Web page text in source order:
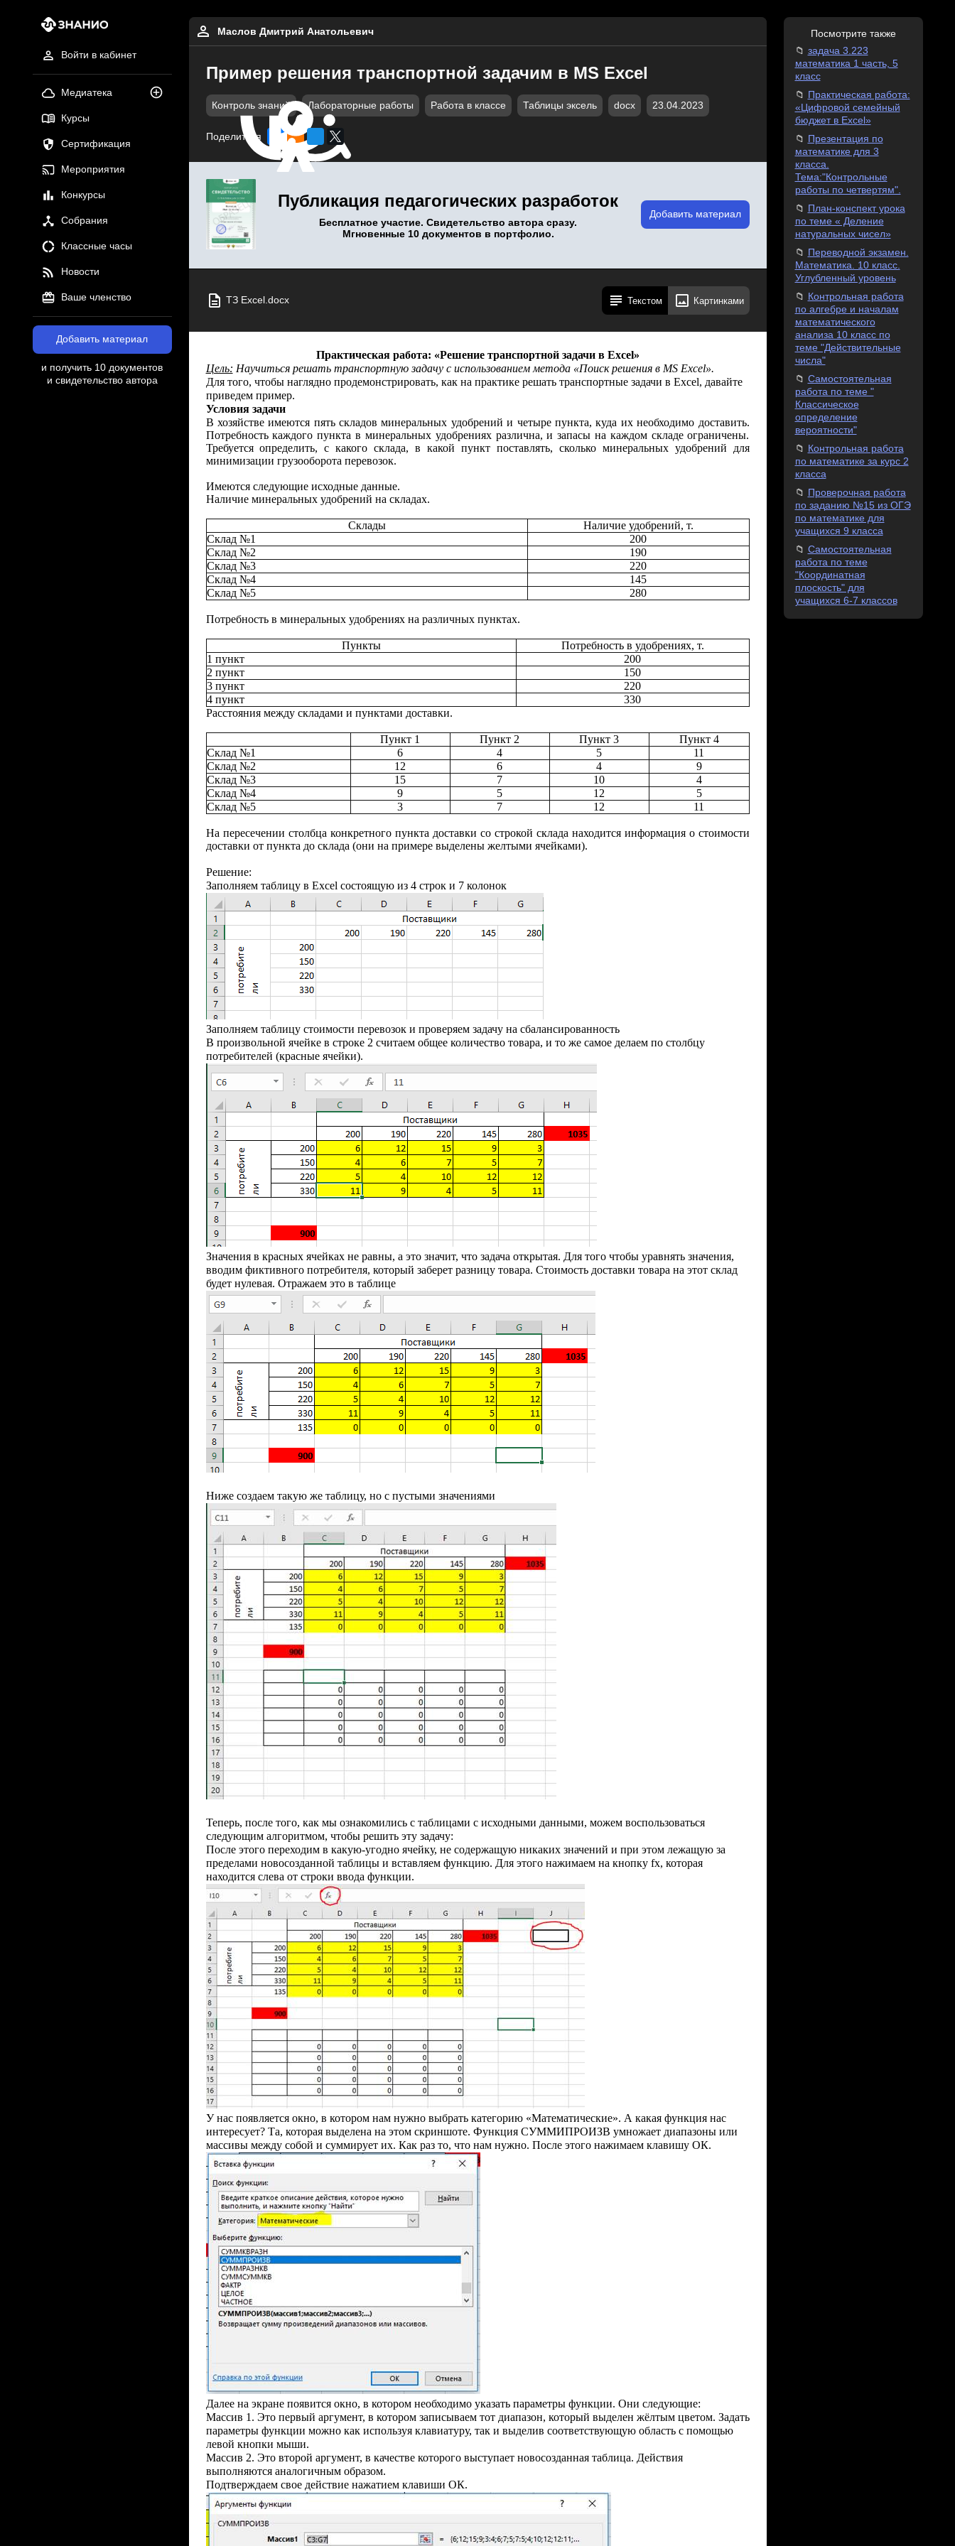
Войти в кабинет
Медиатека
Курсы
Сертификация
Мероприятия
Конкурсы
Собрания
Классные часы
Новости
Ваше членство
Добавить материал
и получить 10 документов
и свидетельство автора
Маслов Дмитрий Анатольевич
Пример решения транспортной задачим в MS Excel
Контроль знаний Лабораторные работы Работа в классе Таблицы эксель docx 23.04.2023
Поделиться
Публикация педагогических разработок
Бесплатное участие. Свидетельство автора сразу.
Мгновенные 10 документов в портфолио.
Добавить материал
ТЗ Excel.docx Текстом Картинками
Практическая работа: «Решение транспортной задачи в Excel»
Цель: Научиться решать транспортную задачу с использованием метода «Поиск решения в MS Excel».
Для того, чтобы наглядно продемонстрировать, как на практике решать транспортные задачи в Excel, давайте
приведем пример.
Условия задачи
В хозяйстве имеются пять складов минеральных удобрений и четыре пункта, куда их необходимо доставить.
Потребность каждого пункта в минеральных удобрениях различна, и запасы на каждом складе ограничены.
Требуется определить, с какого склада, в какой пункт поставлять, сколько минеральных удобрений для
минимизации грузооборота перевозок.
Имеются следующие исходные данные.
Наличие минеральных удобрений на складах.
Склады
Наличие удобрений, т.
Склад №1
200
Склад №2
190
Склад №3
220
Склад №4
145
Склад №5
280
Потребность в минеральных удобрениях на различных пунктах.
Пункты
Потребность в удобрениях, т.
1 пункт
200
2 пункт
150
3 пункт
220
4 пункт
330
Расстояния между складами и пунктами доставки.
Пункт 1 Пункт 2 Пункт 3
Пункт 4
Склад №1
6 4 5
11
Склад №2
12 6 4
9
Склад №3
15 7 10
4
Склад №4
9 5 12
5
Склад №5
3 7 12 11
На пересечении столбца конкретного пункта доставки со строкой склада находится информация о стоимости
доставки от пункта до склада (они на примере выделены желтыми ячейками).
Решение:
Заполняем таблицу в Excel состоящую из 4 строк и 7 колонок
Заполняем таблицу стоимости перевозок и проверяем задачу на сбалансированность
В произвольной ячейке в строке 2 считаем общее количество товара, и то же самое делаем по столбцу
потребителей (красные ячейки).
Значения в красных ячейках не равны, а это значит, что задача открытая. Для того чтобы уравнять значения,
вводим фиктивного потребителя, который заберет разницу товара. Стоимость доставки товара на этот склад
будет нулевая. Отражаем это в таблице
Ниже создаем такую же таблицу, но с пустыми значениями
Теперь, после того, как мы ознакомились с таблицами с исходными данными, можем воспользоваться
следующим алгоритмом, чтобы решить эту задачу:
После этого переходим в какую-угодно ячейку, не содержащую никаких значений и при этом лежащую за
пределами новосозданной таблицы и вставляем функцию. Для этого нажимаем на кнопку fx, которая
находится слева от строки ввода функции.
У нас появляется окно, в котором нам нужно выбрать категорию «Математические». А какая функция нас
интересует? Та, которая выделена на этом скриншоте. Функция СУММИПРОИЗВ умножает диапазоны или
массивы между собой и суммирует их. Как раз то, что нам нужно. После этого нажимаем клавишу ОК.
Далее на экране появится окно, в котором необходимо указать параметры функции. Они следующие:
Массив 1. Это первый аргумент, в котором записываем тот диапазон, который выделен жёлтым цветом. Задать
параметры функции можно как используя клавиатуру, так и выделив соответствующую область с помощью
левой кнопки мыши.
Массив 2. Это второй аргумент, в качестве которого выступает новосозданная таблица. Действия
выполняются аналогичным образом.
Подтверждаем свое действие нажатием клавиши ОК.
Посмотрите также
задача 3.223
математика 1 часть, 5
класс
Практическая работа:
«Цифровой семейный
бюджет в Excel»
Презентация по
математике для 3
класса.
Тема:"Контрольные
работы по четвертям".
План-конспект урока
по теме « Деление
натуральных чисел»
Переводной экзамен.
Математика. 10 класс.
Углубленный уровень
Контрольная работа
по алгебре и началам
математического
анализа 10 класс по
теме "Действительные
числа"
Самостоятельная
работа по теме "
Классическое
определение
вероятности"
Контрольная работа
по математике за курс 2
класса
Проверочная работа
по заданию №15 из ОГЭ
по математике для
учащихся 9 класса
Самостоятельная
работа по теме
"Координатная
плоскость" для
учащихся 6-7 классов